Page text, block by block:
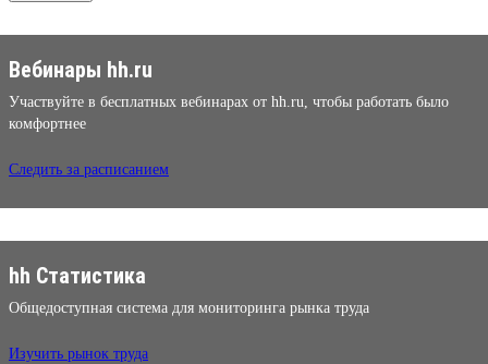
Вебинары hh.ru
Участвуйте в бесплатных вебинарах от hh.ru, чтобы работать было
комфортнее
Следить за расписанием
hh Статистика
Общедоступная система для мониторинга рынка труда
Изучить рынок труда